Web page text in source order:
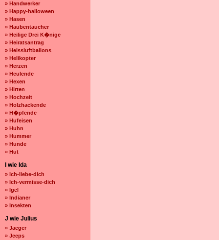
» Handwerker
» Happy-halloween
» Hasen
» Haubentaucher
» Heilige Drei K�nige
» Heiratsantrag
» Heissluftballons
» Helikopter
» Herzen
» Heulende
» Hexen
» Hirten
» Hochzeit
» Holzhackende
» H�pfende
» Hufeisen
» Huhn
» Hummer
» Hunde
» Hut
I wie Ida
» Ich-liebe-dich
» Ich-vermisse-dich
» Igel
» Indianer
» Insekten
J wie Julius
» Jaeger
» Jeeps